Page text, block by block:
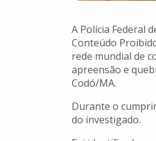
A Polícia Federal
Conteúdo
rede mundial de
apreensão e
Codó/MA.
Durante o
do investigado.